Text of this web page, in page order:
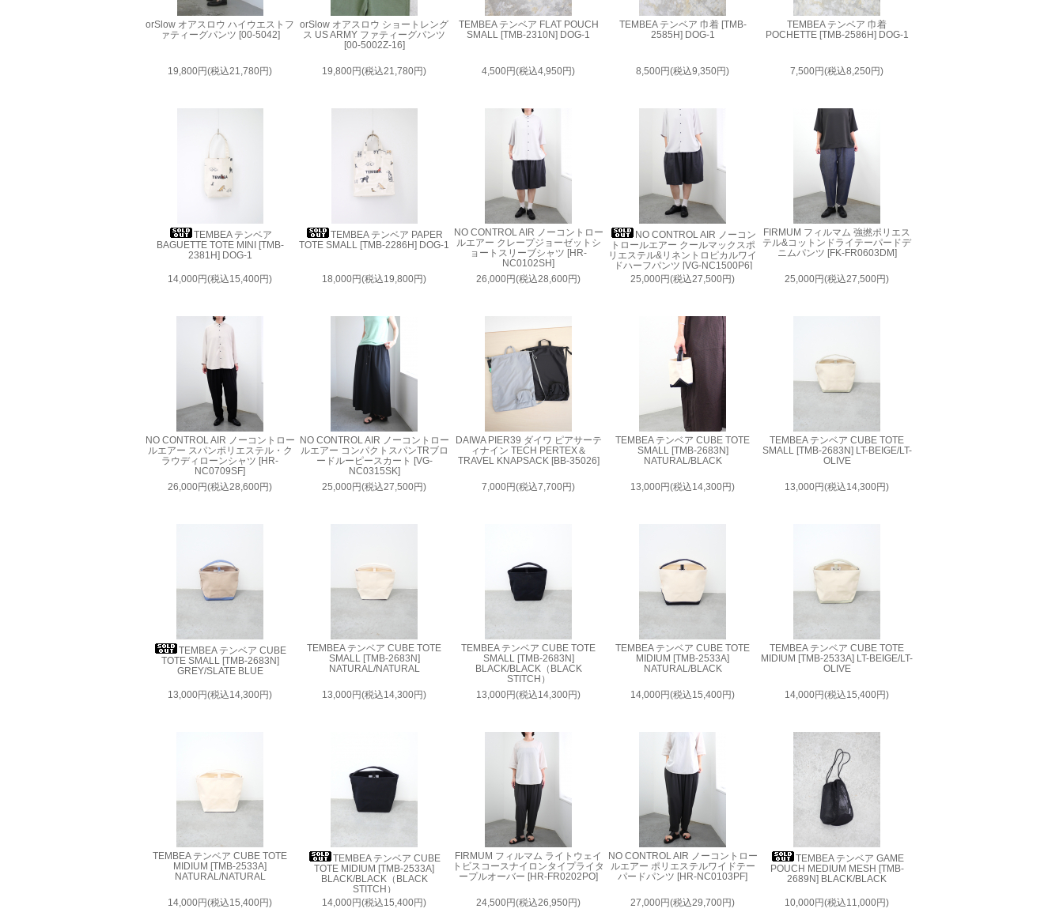
orSlow オアスロウ ハイウエストフ
ァティーグパンツ [00-5042]
19,800円(税込21,780円)
orSlow オアスロウ ショートレング
ス US ARMY ファティーグパンツ
[00-5002Z-16]
19,800円(税込21,780円)
TEMBEA テンベア FLAT POUCH
SMALL [TMB-2310N] DOG-1
4,500円(税込4,950円)
TEMBEA テンベア 巾着 [TMB-
2585H] DOG-1
8,500円(税込9,350円)
TEMBEA テンベア 巾着
POCHETTE [TMB-2586H] DOG-1
7,500円(税込8,250円)
TEMBEA テンベア
BAGUETTE TOTE MINI [TMB-
2381H] DOG-1
14,000円(税込15,400円)
TEMBEA テンベア PAPER
TOTE SMALL [TMB-2286H] DOG-1
18,000円(税込19,800円)
NO CONTROL AIR ノーコントロー
ルエアー クレープジョーゼットシ
ョートスリーブシャツ [HR-
NC0102SH]
26,000円(税込28,600円)
NO CONTROL AIR ノーコン
トロールエアー クールマックスポ
リエステル&リネントロピカルワイ
ドハーフパンツ [VG-NC1500P6]
25,000円(税込27,500円)
FIRMUM フィルマム 強撚ポリエス
テル&コットンドライテーパードデ
ニムパンツ [FK-FR0603DM]
25,000円(税込27,500円)
NO CONTROL AIR ノーコントロー
ルエアー スパンポリエステル・ク
ラウディローンシャツ [HR-
NC0709SF]
26,000円(税込28,600円)
NO CONTROL AIR ノーコントロー
ルエアー コンパクトスパンTRブロ
ードルーピースカート [VG-
NC0315SK]
25,000円(税込27,500円)
DAIWA PIER39 ダイワ ピアサーテ
ィナイン TECH PERTEX＆
TRAVEL KNAPSACK [BB-35026]
7,000円(税込7,700円)
TEMBEA テンベア CUBE TOTE
SMALL [TMB-2683N]
NATURAL/BLACK
13,000円(税込14,300円)
TEMBEA テンベア CUBE TOTE
SMALL [TMB-2683N] LT-BEIGE/LT-
OLIVE
13,000円(税込14,300円)
TEMBEA テンベア CUBE
TOTE SMALL [TMB-2683N]
GREY/SLATE BLUE
13,000円(税込14,300円)
TEMBEA テンベア CUBE TOTE
SMALL [TMB-2683N]
NATURAL/NATURAL
13,000円(税込14,300円)
TEMBEA テンベア CUBE TOTE
SMALL [TMB-2683N]
BLACK/BLACK（BLACK
STITCH）
13,000円(税込14,300円)
TEMBEA テンベア CUBE TOTE
MIDIUM [TMB-2533A]
NATURAL/BLACK
14,000円(税込15,400円)
TEMBEA テンベア CUBE TOTE
MIDIUM [TMB-2533A] LT-BEIGE/LT-
OLIVE
14,000円(税込15,400円)
TEMBEA テンベア CUBE TOTE
MIDIUM [TMB-2533A]
NATURAL/NATURAL
14,000円(税込15,400円)
TEMBEA テンベア CUBE
TOTE MIDIUM [TMB-2533A]
BLACK/BLACK（BLACK
STITCH）
14,000円(税込15,400円)
FIRMUM フィルマム ライトウェイ
トビスコースナイロンタイプライタ
ープルオーバー [HR-FR0202PO]
24,500円(税込26,950円)
NO CONTROL AIR ノーコントロー
ルエアー ポリエステルワイドテー
パードパンツ [HR-NC0103PF]
27,000円(税込29,700円)
TEMBEA テンベア GAME
POUCH MEDIUM MESH [TMB-
2689N] BLACK/BLACK
10,000円(税込11,000円)